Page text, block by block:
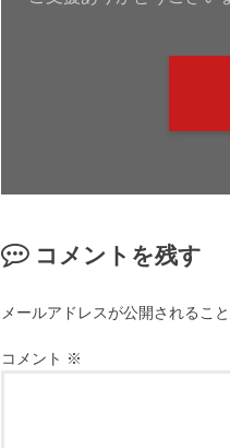
コメントを残す
メールアドレスが公開されるこ
コメント ※